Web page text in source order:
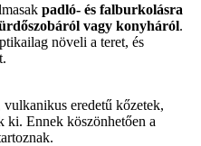
padló- és falburkolásra
vagy konyháról.
növeli a teret, és
eredetű kőzetek,
ki. Ennek köszönhetően a